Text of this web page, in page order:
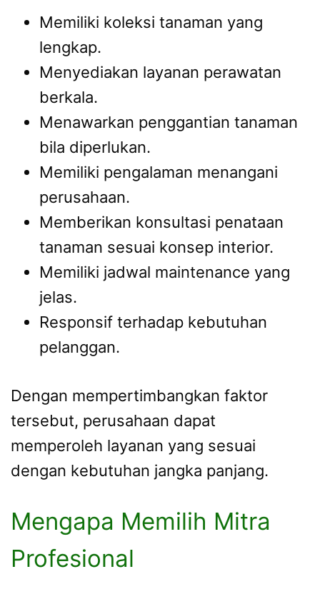
Memiliki koleksi tanaman yang
lengkap.
Menyediakan layanan perawatan
berkala.
Menawarkan penggantian tanaman
bila diperlukan.
Memiliki pengalaman menangani
perusahaan.
Memberikan konsultasi penataan
tanaman sesuai konsep interior.
Memiliki jadwal maintenance yang
jelas.
Responsif terhadap kebutuhan
pelanggan.
Dengan mempertimbangkan faktor
tersebut, perusahaan dapat
memperoleh layanan yang sesuai
dengan kebutuhan jangka panjang.
Mengapa Memilih Mitra
Profesional